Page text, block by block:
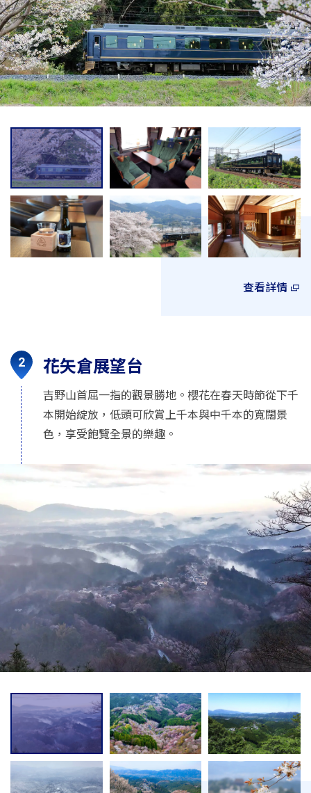
查看詳情
花矢倉展望台
吉野山首屈一指的觀景勝地。櫻花在春天時節從下千
本開始綻放，低頭可欣賞上千本與中千本的寬闊景
色，享受飽覽全景的樂趣。